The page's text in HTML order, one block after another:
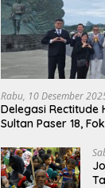
Rabu, 10 Desember
Delegasi Rectitude
Sultan Paser 18,